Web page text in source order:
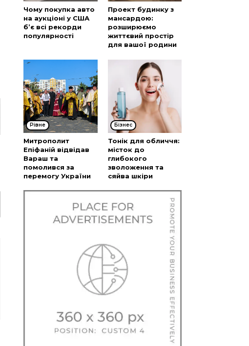
Чому покупка авто
на аукціоні у США
б’є всі рекорди
популярності
Проект будинку з
мансардою:
розширюємо
життєвий простір
для вашої родини
Рівне
Митрополит
Епіфаній відвідав
Вараш та
помолився за
перемогу України
Бізнес
Тонік для обличчя:
місток до
глибокого
зволоження та
сяйва шкіри